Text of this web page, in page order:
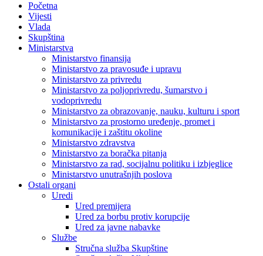
Početna
Vijesti
Vlada
Skupština
Ministarstva
Ministarstvo finansija
Ministarstvo za pravosuđe i upravu
Ministarstvo za privredu
Ministarstvo za poljoprivredu, šumarstvo i
vodoprivredu
Ministarstvo za obrazovanje, nauku, kulturu i sport
Ministarstvo za prostorno uređenje, promet i
komunikacije i zaštitu okoline
Ministarstvo zdravstva
Ministarstvo za boračka pitanja
Ministarstvo za rad, socijalnu politiku i izbjeglice
Ministarstvo unutrašnjih poslova
Ostali organi
Uredi
Ured premijera
Ured za borbu protiv korupcije
Ured za javne nabavke
Službe
Stručna služba Skupštine